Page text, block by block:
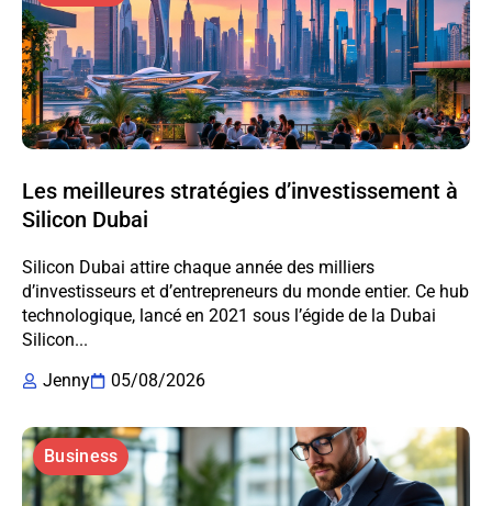
Les meilleures stratégies d’investissement à
Silicon Dubai
Silicon Dubai attire chaque année des milliers
d’investisseurs et d’entrepreneurs du monde entier. Ce hub
technologique, lancé en 2021 sous l’égide de la Dubai
Silicon...
Jenny
05/08/2026
Business